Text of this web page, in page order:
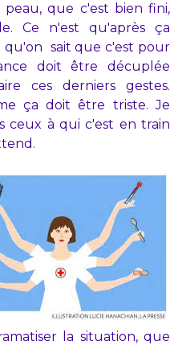
que c'est bien fini,
Ce n'est qu'après ça
sait que c'est pour
doit être décuplée
ces derniers gestes.
ça doit être triste. Je
ceux à qui c'est en train
la situation, que